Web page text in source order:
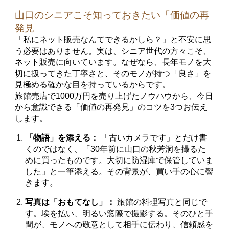
山口のシニアこそ知っておきたい「価値の再
発見」
「私にネット販売なんてできるかしら？」と不安に思
う必要はありません。実は、シニア世代の方々こそ、
ネット販売に向いています。なぜなら、長年モノを大
切に扱ってきた丁寧さと、そのモノが持つ「良さ」を
見極める確かな目を持っているからです。
旅館売店で1000万円を売り上げたノウハウから、今日
から意識できる「価値の再発見」のコツを3つお伝え
します。
「物語」を添える：
「古いカメラです」とだけ書
くのではなく、「30年前に山口の秋芳洞を撮るた
めに買ったものです。大切に防湿庫で保管していま
した」と一筆添える。その背景が、買い手の心に響
きます。
写真は「おもてなし」： 旅館の料理写真と同じで
す。埃を払い、明るい窓際で撮影する。そのひと手
間が、モノへの敬意として相手に伝わり、信頼感を